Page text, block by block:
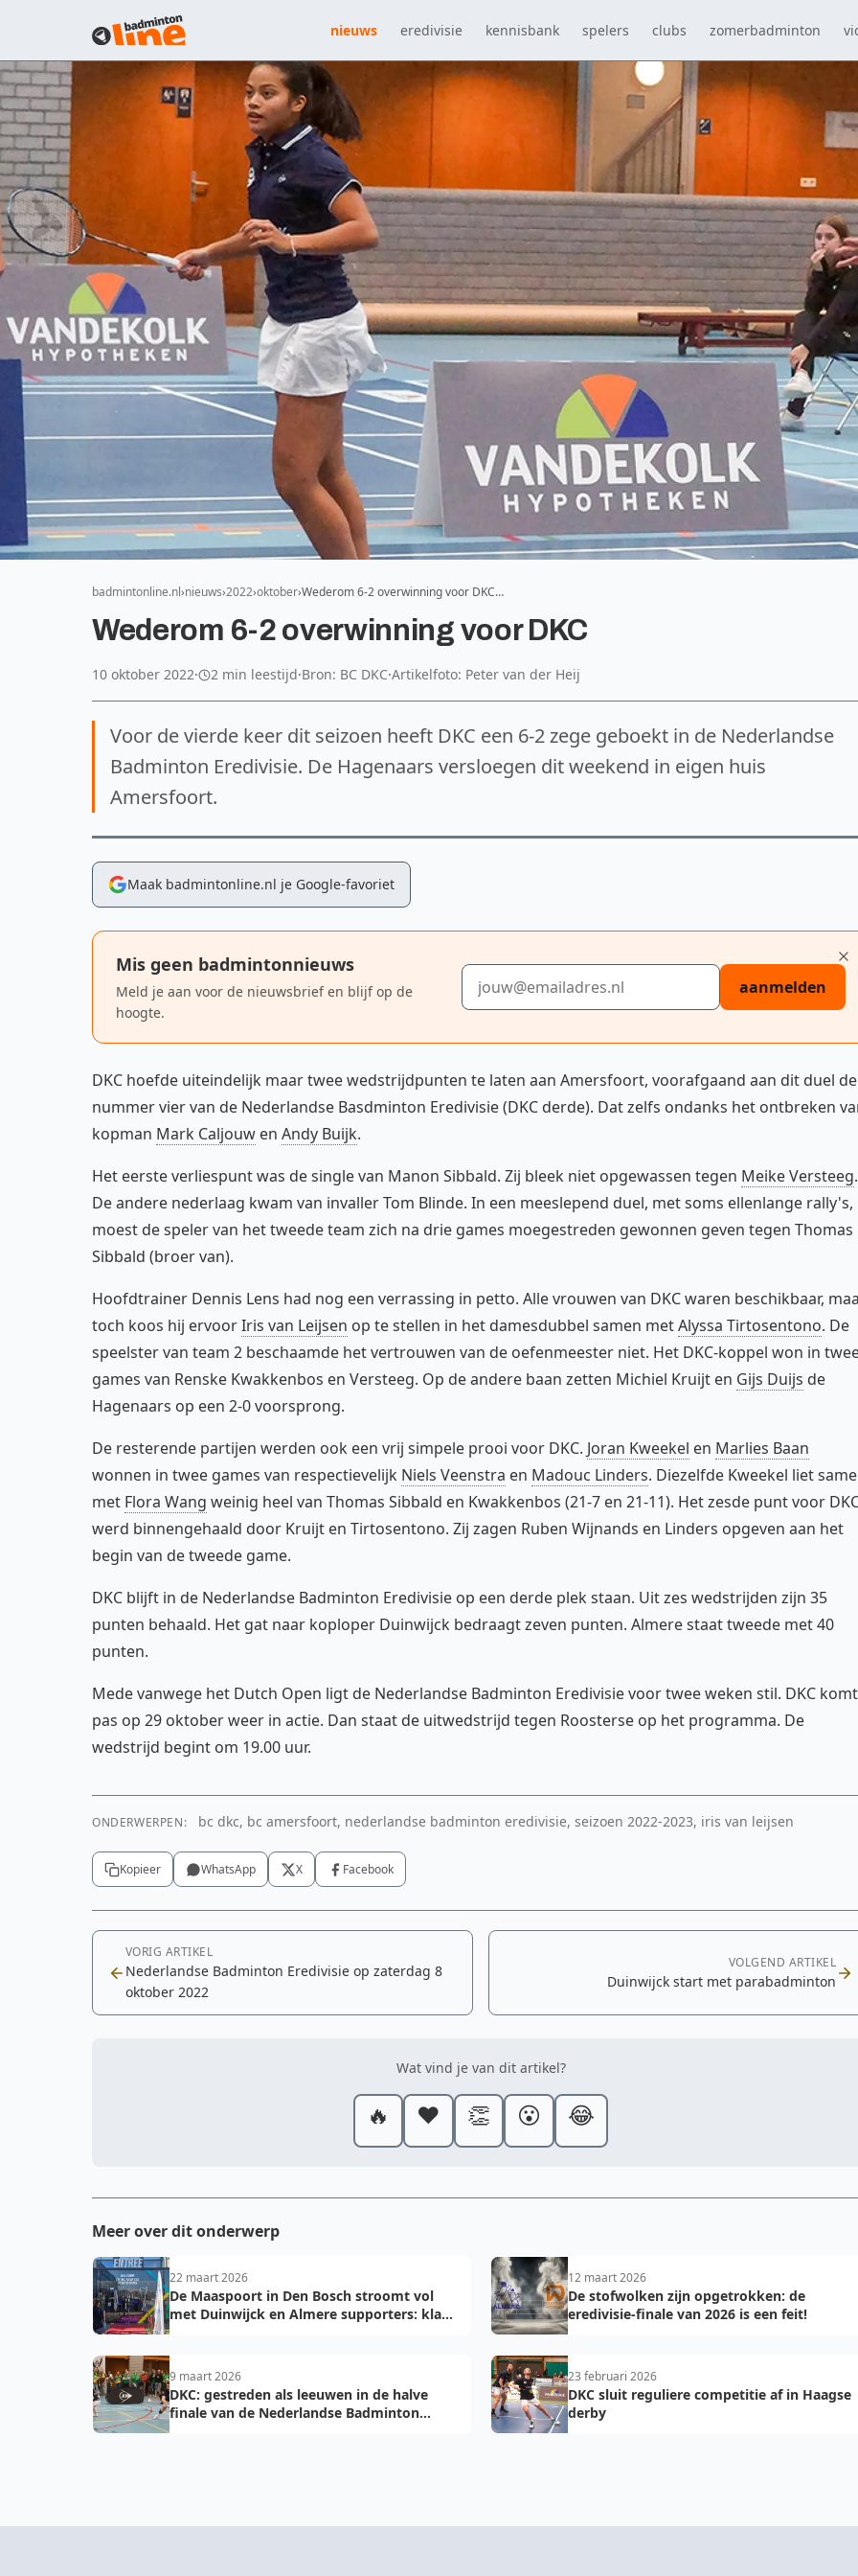
nieuws eredivisie kennisbank spelers clubs zomerbadminton
badmintonline.nl nieuws 2022 oktober Wederom 6-2 overwinning voor DKC…
Wederom 6-2 overwinning voor DKC
10 oktober 2022· 2 min leestijd·Bron: BC DKC·Artikelfoto: Peter van der Heij
Voor de vierde keer dit seizoen heeft DKC een 6-2 zege geboekt in de Nederlandse
Badminton Eredivisie. De Hagenaars versloegen dit weekend in eigen huis
Amersfoort.
Maak badmintonline.nl je Google-favoriet
Mis geen badmintonnieuws
Meld je aan voor de nieuwsbrief en blijf op de
hoogte.
E-mailadres
aanmelden
DKC hoefde uiteindelijk maar twee wedstrijdpunten te laten aan Amersfoort, voorafgaand aan dit duel de
nummer vier van de Nederlandse Basdminton Eredivisie (DKC derde). Dat zelfs ondanks het ontbreken
kopman Mark Caljouw en Andy Buijk.
Het eerste verliespunt was de single van Manon Sibbald. Zij bleek niet opgewassen tegen Meike Versteeg.
De andere nederlaag kwam van invaller Tom Blinde. In een meeslepend duel, met soms ellenlange rally's,
moest de speler van het tweede team zich na drie games moegestreden gewonnen geven tegen Thomas
Sibbald (broer van).
Hoofdtrainer Dennis Lens had nog een verrassing in petto. Alle vrouwen van DKC waren beschikbaar,
toch koos hij ervoorIris van Leijsen op te stellen in het damesdubbel samen metAlyssa Tirtosentono. De
speelster van team 2 beschaamde het vertrouwen van de oefenmeester niet. Het DKC-koppel won in
games van Renske Kwakkenbos en Versteeg. Op de andere baan zetten Michiel Kruijt en Gijs Duijs de
Hagenaars op een 2-0 voorsprong.
De resterende partijen werden ook een vrij simpele prooi voor DKC. Joran Kweekel en Marlies Baan
wonnen in twee games van respectievelijk Niels Veenstra en Madouc Linders. Diezelfde Kweekel liet
met Flora Wang weinig heel van Thomas Sibbald en Kwakkenbos (21-7 en 21-11). Het zesde punt voor
werd binnengehaald door Kruijt en Tirtosentono. Zij zagen Ruben Wijnands en Linders opgeven aan het
begin van de tweede game.
DKC blijft in de Nederlandse Badminton Eredivisie op een derde plek staan. Uit zes wedstrijden zijn 35
punten behaald. Het gat naar koploper Duinwijck bedraagt zeven punten. Almere staat tweede met 40
punten.
Mede vanwege het Dutch Open ligt de Nederlandse Badminton Eredivisie voor twee weken stil. DKC komt
pas op 29 oktober weer in actie. Dan staat de uitwedstrijd tegen Roosterse op het programma. De
wedstrijd begint om 19.00 uur.
ONDERWERPEN: bc dkc, bc amersfoort, nederlandse badminton eredivisie, seizoen 2022-2023, iris van leijsen
Kopieer WhatsApp X Facebook
VORIG ARTIKEL
Nederlandse Badminton Eredivisie op zaterdag 8
oktober 2022
VOLGEND ARTIKEL
Duinwijck start met parabadminton
Wat vind je van dit artikel?
🔥 ❤️ 👏 😮 😂
Meer over dit onderwerp
22 maart 2026
De Maaspoort in Den Bosch stroomt vol
met Duinwijck en Almere supporters: klaar
12 maart 2026
De stofwolken zijn opgetrokken: de
eredivisie-finale van 2026 is een feit!
9 maart 2026
DKC: gestreden als leeuwen in de halve
finale van de Nederlandse Badminton
23 februari 2026
DKC sluit reguliere competitie af in Haagse
derby